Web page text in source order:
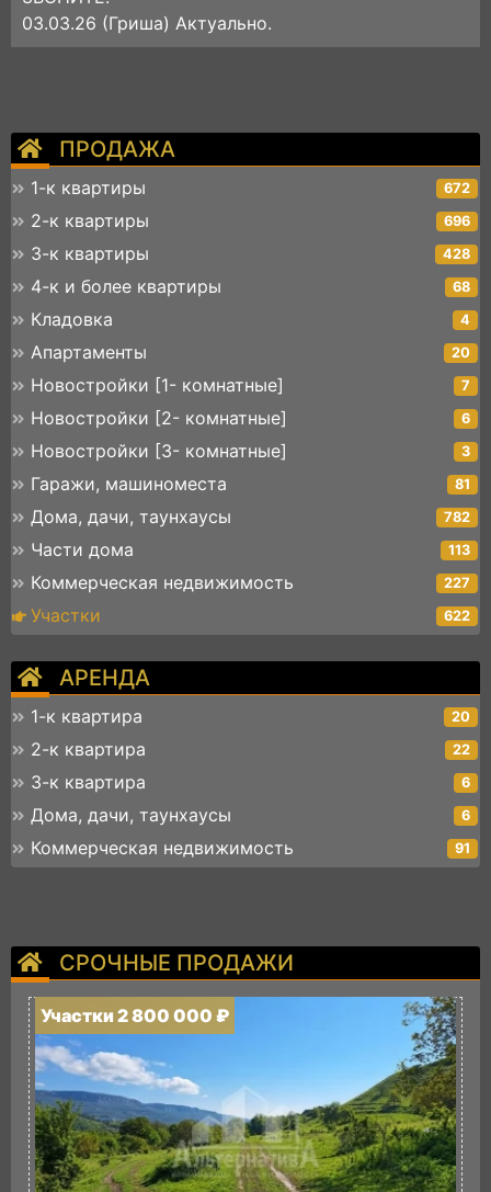
ПРОДАЖА
1-к квартиры 672
2-к квартиры 696
3-к квартиры 428
4-к и более квартиры 68
Кладовка 4
Апартаменты 20
Новостройки [1- комнатные] 7
Новостройки [2- комнатные] 6
Новостройки [3- комнатные] 3
Гаражи, машиноместа 81
Дома, дачи, таунхаусы 782
Части дома 113
Коммерческая недвижимость 227
Участки 622
АРЕНДА
1-к квартира 20
2-к квартира 22
3-к квартира 6
Дома, дачи, таунхаусы 6
Коммерческая недвижимость 91
03.03.26 (Гриша) Актуально.
СРОЧНЫЕ ПРОДАЖИ
Участки 2 800 000 ₽